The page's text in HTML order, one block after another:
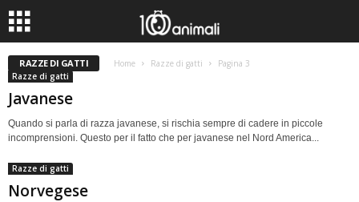
RAZZE DI GATTI Home Razze di gatti
Pagina 3
Razze di gatti
Javanese
Quando si parla di razza javanese, si rischia sempre di cadere in piccole
incomprensioni. Questo per il fatto che per javanese nel Nord America...
Razze di gatti
Norvegese